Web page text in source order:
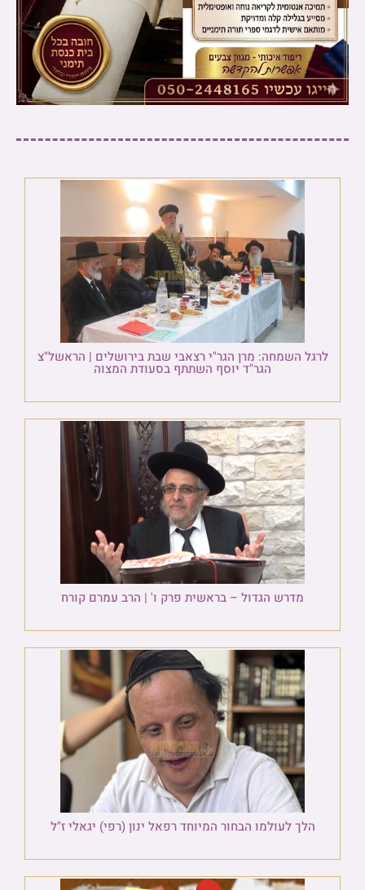
לרגל השמחה: מרן הגר"י רצאבי שבת בירושלים | הראשל"צ
הגר"ד יוסף השתתף בסעודת המצוה
מדרש הגדול – בראשית פרק ו' | הרב עמרם קורח
הלך לעולמו הבחור המיוחד רפאל ינון (רפי) יגאלי ז"ל